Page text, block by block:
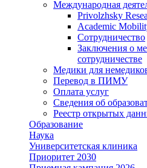
Международная
Privolzhsky
Academic
Сотрудничество
Заключения о
сотрудничестве
Медики для
Перевод в ПИМУ
Оплата услуг
Сведения об
Реестр открытых
Образование
Наука
Университетская клиника
Приоритет 2030